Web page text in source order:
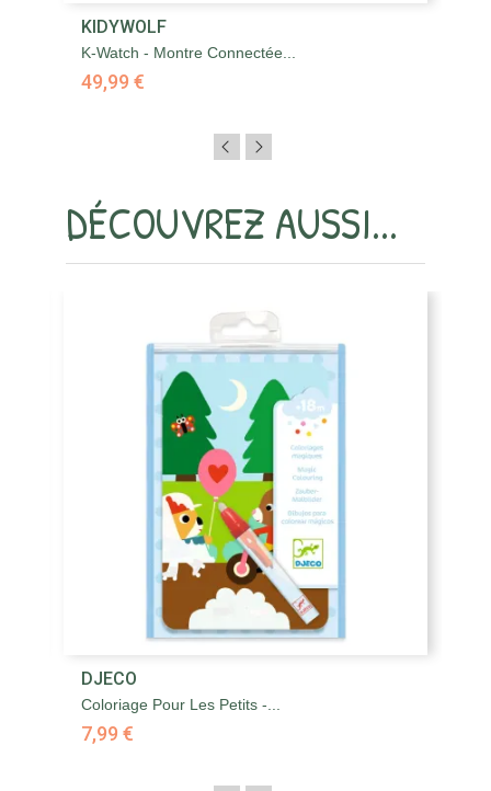
KIDYWOLF
K-Watch - Montre Connectée...
49,99 €
DÉCOUVREZ AUSSI...
DJECO
Coloriage Pour Les Petits -...
7,99 €